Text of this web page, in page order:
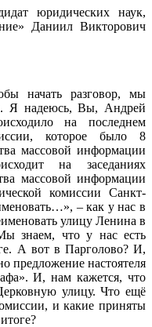
юридических наук,
Даниил Викторович
начать разговор, мы
Я надеюсь, Вы, Андрей
на последнем
которое было 8
массовой информации
на заседаниях
массовой информации
комиссии Санкт-
– как у нас в
улицу Ленина в
знаем, что у нас есть
А вот в Парголово? И,
предложение настоятеля
И, нам кажется, что
улицу. Что ещё
и какие приняты